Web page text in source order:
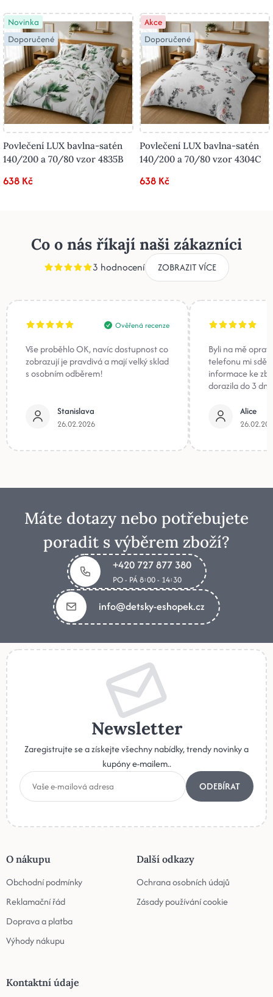
Novinka
Doporučené
Povlečení LUX bavlna-satén
140/200 a 70/80 vzor 4835B
638 Kč
Akce
Doporučené
Povlečení LUX bavlna-satén
140/200 a 70/80 vzor 4304C
638 Kč
Co o nás říkají naši zákazníci
3 hodnocení ZOBRAZIT VÍCE
Ověřená recenze
Vše proběhlo OK, navíc dostupnost co
zobrazují je pravdivá a mají velký sklad
s osobním odběrem!
Stanislava
26.02.2026
Byli na mě
telefonu mi
informace ke
dorazila do 3
Alice
Máte dotazy nebo potřebujete
poradit s výběrem zboží?
+420 727 877 380
PO - PÁ 8:00 - 14:30
info@detsky-eshopek.cz
Newsletter
Zaregistrujte se a získejte všechny nabídky, trendy novinky a
kupóny e-mailem..
ODEBÍRAT
O nákupu
Obchodní podmínky
Reklamační řád
Doprava a platba
Výhody nákupu
Další odkazy
Ochrana osobních údajů
Zásady používání cookie
Kontaktní údaje